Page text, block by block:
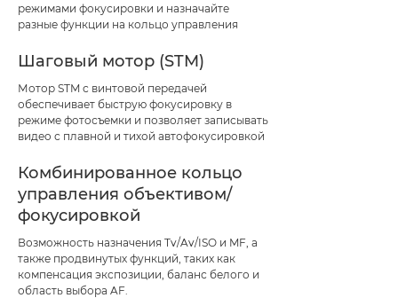
режимами фокусировки и назначайте
разные функции на кольцо управления
Шаговый мотор (STM)
Мотор STM с винтовой передачей
обеспечивает быструю фокусировку в
режиме фотосъемки и позволяет записывать
видео с плавной и тихой автофокусировкой
Комбинированное кольцо
управления объективом/
фокусировкой
Возможность назначения Tv/Av/ISO и MF, а
также продвинутых функций, таких как
компенсация экспозиции, баланс белого и
область выбора AF.